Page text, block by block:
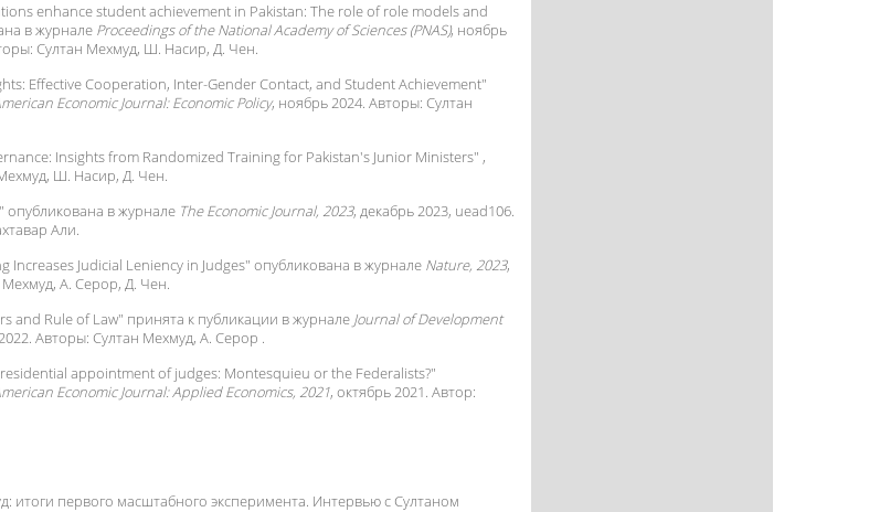
enhance student achievement in Pakistan: The role of role models and
в журнале Proceedings of the National Academy of Sciences (PNAS), ноябрь
Султан Мехмуд, Ш. Насир, Д. Чен.
Effective Cooperation, Inter-Gender Contact, and Student Achievement"
Economic Journal: Economic Policy, ноябрь 2024. Авторы: Султан
Insights from Randomized Training for Pakistan's Junior Ministers" ,
, Ш. Насир, Д. Чен.
опубликована в журнале The Economic Journal, 2023, декабрь 2023, uead106.
Али.
Increases Judicial Leniency in Judges" опубликована в журнале Nature, 2023,
Мехмуд, А. Серор, Д. Чен.
and Rule of Law" принята к публикации в журнале Journal of Development
Авторы: Султан Мехмуд, A. Серор .
appointment of judges: Montesquieu or the Federalists?"
Economic Journal: Applied Economics, 2021, октябрь 2021. Автор:
итоги первого масштабного эксперимента. Интервью с Султаном